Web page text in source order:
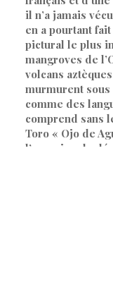
il n’a jamais
en a pourtant
pictural le plus
mangroves de
volcans
murmurent
comme des
comprend sans
Toro « Ojo de
l’occasion de